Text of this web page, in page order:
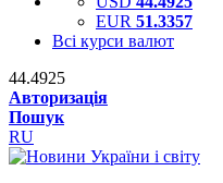
EUR 51.3357
Всі курси валют
44.4925
Авторизація
Пошук
RU